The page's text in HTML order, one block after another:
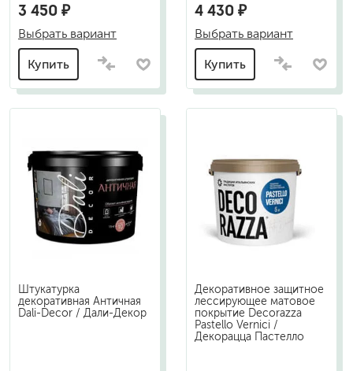
3 450 ₽
Выбрать вариант
Купить
4 430 ₽
Выбрать вариант
Купить
Штукатурка
декоративная Античная
Dali-Decor / Дали-Декор
Декоративное защитное
лессирующее матовое
покрытие Decorazza
Pastello Vernici /
Декорацца Пастелло